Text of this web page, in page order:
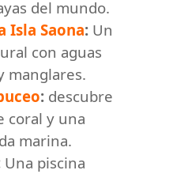
del mundo.
Isla Saona: Un
con aguas
manglares.
: descubre
coral y una
marina.
Una piscina